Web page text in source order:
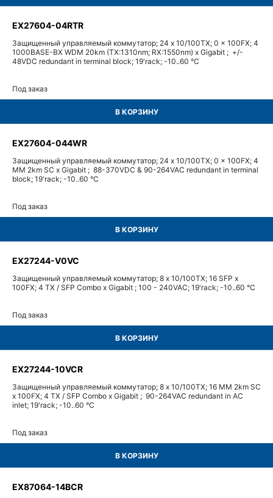
EX27604-04RTR
Защищенный управляемый коммутатор; 24 x 10/100TX; 0 x 100FX; 4
1000BASE-BX WDM 20km (TX:1310nm; RX:1550nm) x Gigabit ; +/-
48VDC redundant in terminal block; 19'rack; -10..60 °C
Под заказ
В КОРЗИНУ
EX27604-044WR
Защищенный управляемый коммутатор; 24 x 10/100TX; 0 x 100FX; 4
MM 2km SC x Gigabit ; 88-370VDC & 90-264VAC redundant in terminal
block; 19'rack; -10..60 °C
Под заказ
В КОРЗИНУ
EX27244-V0VC
Защищенный управляемый коммутатор; 8 x 10/100TX; 16 SFP x
100FX; 4 TX / SFP Combo x Gigabit ; 100 - 240VAC; 19'rack; -10..60 °C
Под заказ
В КОРЗИНУ
EX27244-10VCR
Защищенный управляемый коммутатор; 8 x 10/100TX; 16 MM 2km SC
x 100FX; 4 TX / SFP Combo x Gigabit ; 90-264VAC redundant in AC
inlet; 19'rack; -10..60 °C
Под заказ
В КОРЗИНУ
EX87064-14BCR